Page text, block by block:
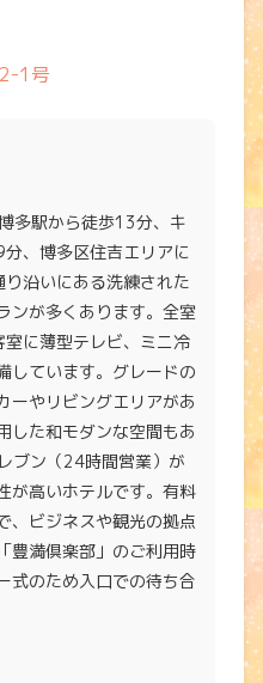
1号
多駅から徒歩13分、キ
、博多区住吉エリアに
沿いにある洗練された
ンが多くあります。全室
に薄型テレビ、ミニ冷
しています。グレードの
ーやリビングエリアがあ
した和モダンな空間もあ
ブン（24時間営業）が
が高いホテルです。有料
、ビジネスや観光の拠点
豊満倶楽部」のご利用時
式のため入口での待ち合